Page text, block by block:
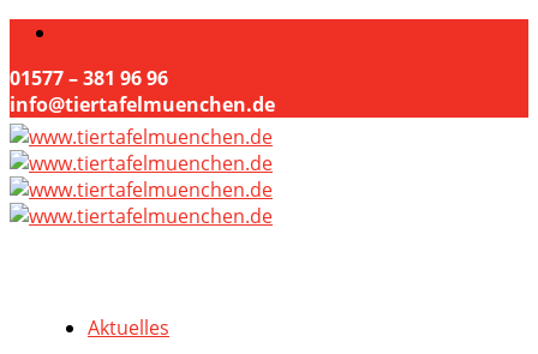
01577 – 381 96 96
info@tiertafelmuenchen.de
Aktuelles